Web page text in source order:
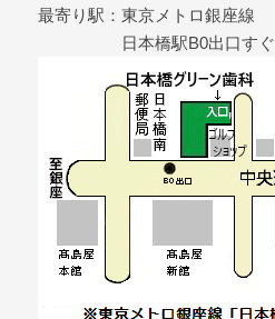
最寄り駅：東京メトロ銀座線
日本橋駅B0出口すぐ